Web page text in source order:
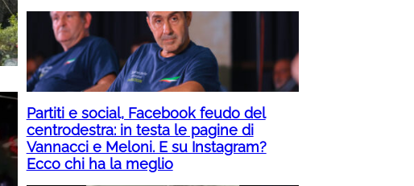
Partiti e social, Facebook feudo del
centrodestra: in testa le pagine di
Vannacci e Meloni. E su Instagram?
Ecco chi ha la meglio